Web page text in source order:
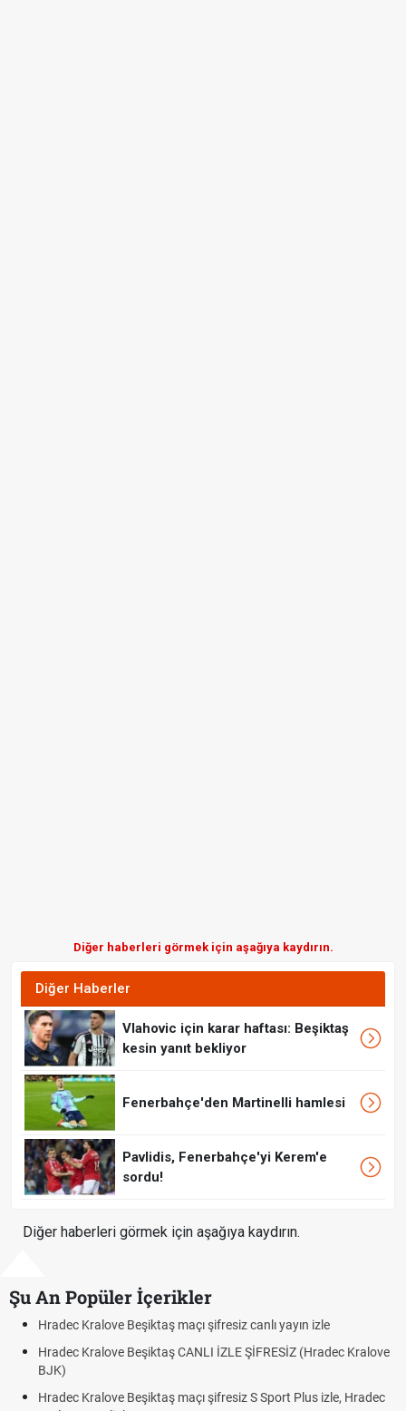
Diğer haberleri görmek için aşağıya kaydırın.
Diğer Haberler
Vlahovic için karar haftası: Beşiktaş
kesin yanıt bekliyor
Fenerbahçe'den Martinelli hamlesi
Pavlidis, Fenerbahçe'yi Kerem'e
sordu!
Diğer haberleri görmek için aşağıya kaydırın.
Şu An Popüler İçerikler
canlı yayın izle
ŞİFRESİZ (Hradec Kralove
S Sport Plus izle, Hradec
Hradec Kralove - Beşiktaş maçı
Hradec Kralove Beşiktaş maçı
Trivela Nedir? Trivela Vuruşu Nasıl